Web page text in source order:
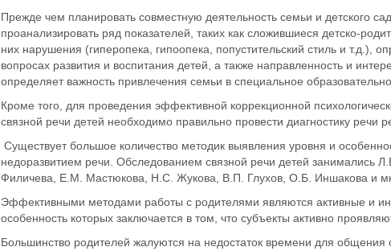
Прежде чем планировать совместную деятельность семьи и детского
проанализировать ряд показателей, таких как сложившиеся детско-
них нарушения (гиперопека, гипоопека, попустительский стиль и т.д.),
вопросах развития и воспитания детей, а также направленность и
определяет важность привлечения семьи в специальное
Кроме того, для проведения эффективной коррекционной
связной речи детей необходимо правильно провести диагностику речи
Существует большое количество методик выявления уровня и
недоразвитием речи. Обследованием связной речи детей занимались
Филичева, Е.М. Мастюкова, Н.С. Жукова, В.П. Глухов, О.Б. Иншакова и
Эффективными методами работы с родителями являются активные и
особенность которых заключается в том, что субъекты активно
Большинство родителей жалуются на недостаток времени для